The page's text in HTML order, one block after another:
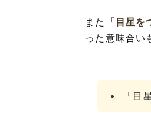
また 「目星を
った意味合い
「目